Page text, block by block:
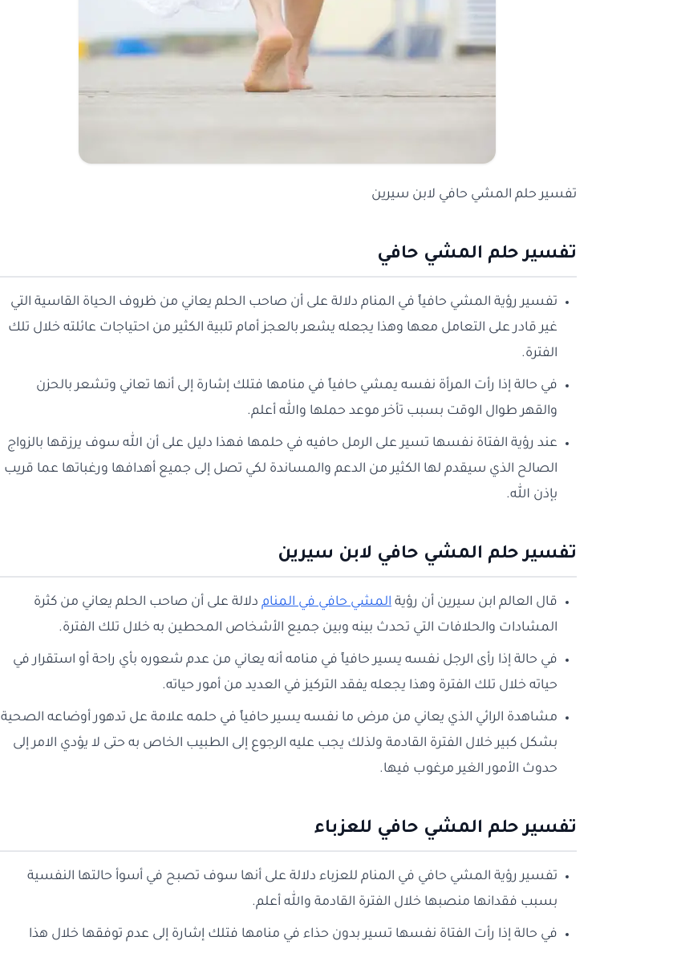
تفسير حلم المشي حافي لابن سيرين
تفسير حلم المشي حافي
تفسير رؤية المشي حافياً في المنام دلالة على أن صاحب الحلم يعاني من ظروف الحياة القاسية التي
غير قادر على التعامل معها وهذا يجعله يشعر بالعجز أمام تلبية الكثير من احتياجات عائلته خلال تلك
الفترة.
في حالة إذا رأت المرأة نفسه يمشي حافياً في منامها فتلك إشارة إلى أنها تعاني وتشعر بالحزن
والقهر طوال الوقت بسبب تأخر موعد حملها والله أعلم.
عند رؤية الفتاة نفسها تسير على الرمل حافيه في حلمها فهذا دليل على أن الله سوف يرزقها بالزواج
الصالح الذي سيقدم لها الكثير من الدعم والمساندة لكي تصل إلى جميع أهدافها ورغباتها عما قريب
بإذن الله.
تفسير حلم المشي حافي لابن سيرين
قال العالم ابن سيرين أن رؤية المشي حافي في المنام دلالة على أن صاحب الحلم يعاني من كثرة
المشادات والحلافات التي تحدث بينه وبين جميع الأشخاص المحطين به خلال تلك الفترة.
في حالة إذا رأى الرجل نفسه يسير حافياً في منامه أنه يعاني من عدم شعوره بأي راحة أو استقرار في
حياته خلال تلك الفترة وهذا يجعله يفقد التركيز في العديد من أمور حياته.
مشاهدة الرائي الذي يعاني من مرض ما نفسه يسير حافياً في حلمه علامة عل تدهور أوضاعه الصحية
بشكل كبير خلال الفترة القادمة ولذلك يجب عليه الرجوع إلى الطبيب الخاص به حتى لا يؤدي الامر إلى
حدوث الأمور الغير مرغوب فيها.
تفسير حلم المشي حافي للعزباء
تفسير رؤية المشي حافي في المنام للعزباء دلالة على أنها سوف تصبح في أسوأ حالتها النفسية
بسبب فقدانها منصبها خلال الفترة القادمة والله أعلم.
في حالة إذا رأت الفتاة نفسها تسير بدون حذاء في منامها فتلك إشارة إلى عدم توفقها خلال هذا